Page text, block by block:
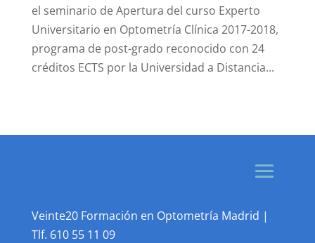
el seminario de Apertura del curso Experto
Universitario en Optometría Clínica 2017-2018,
programa de post-grado reconocido con 24
créditos ECTS por la Universidad a Distancia...
Veinte20 Formación en Optometría Madrid |
Tlf. 610 55 11 09